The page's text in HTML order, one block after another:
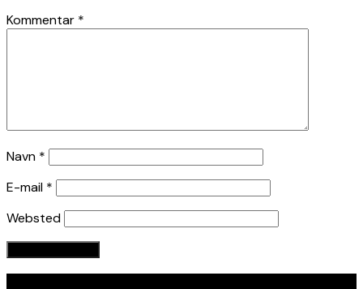
Kommentar *
Navn *
E-mail *
Websted